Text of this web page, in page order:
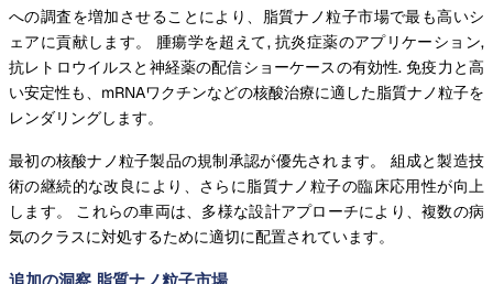
への調査を増加させることにより、脂質ナノ粒子市場で最も高いシ
ェアに貢献します。 腫瘍学を超えて, 抗炎症薬のアプリケーション,
抗レトロウイルスと神経薬の配信ショーケースの有効性. 免疫力と高
い安定性も、mRNAワクチンなどの核酸治療に適した脂質ナノ粒子を
レンダリングします。
最初の核酸ナノ粒子製品の規制承認が優先されます。 組成と製造技
術の継続的な改良により、さらに脂質ナノ粒子の臨床応用性が向上
します。 これらの車両は、多様な設計アプローチにより、複数の病
気のクラスに対処するために適切に配置されています。
追加の洞察 脂質ナノ粒子市場